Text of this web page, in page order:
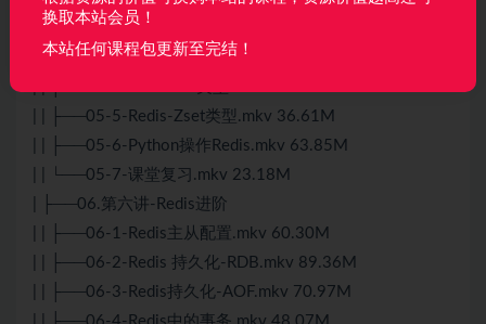
| | ├──05-2-Redis-List应用场景.mkv 19.07M
| | ├──05-3-Redis-Hash类型&使用场景.mkv 41.82M
| | ├──05-5-Redis-Zset类型.mkv 36.61M
| | ├──05-6-Python操作Redis.mkv 63.85M
| | └──05-7-课堂复习.mkv 23.18M
| ├──06.第六讲-Redis进阶
| | ├──06-1-Redis主从配置.mkv 60.30M
| | ├──06-2-Redis 持久化-RDB.mkv 89.36M
| | ├──06-3-Redis持久化-AOF.mkv 70.97M
换取本站会员！
本站任何课程包更新至完结！